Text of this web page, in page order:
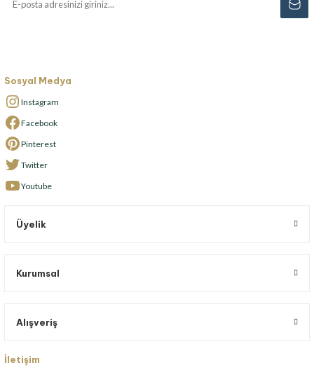
Sosyal Medya
Instagram
Facebook
Pinterest
Twitter
Youtube
Üyelik
Kurumsal
Alışveriş
İletişim